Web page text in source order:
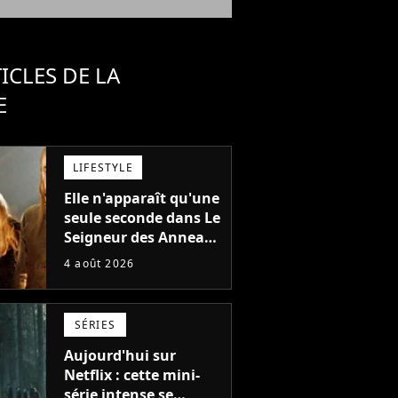
DE LA
LIFESTYLE
Elle n'apparaît qu'une
seule seconde dans Le
Seigneur des Anneaux
: avez-vous reconnu
cinéma dans la saga ?
4 août 2026
SÉRIES
Aujourd'hui sur
Netflix : cette mini-